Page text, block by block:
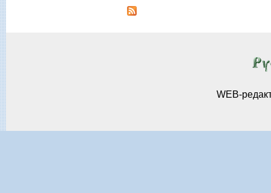
WEB-